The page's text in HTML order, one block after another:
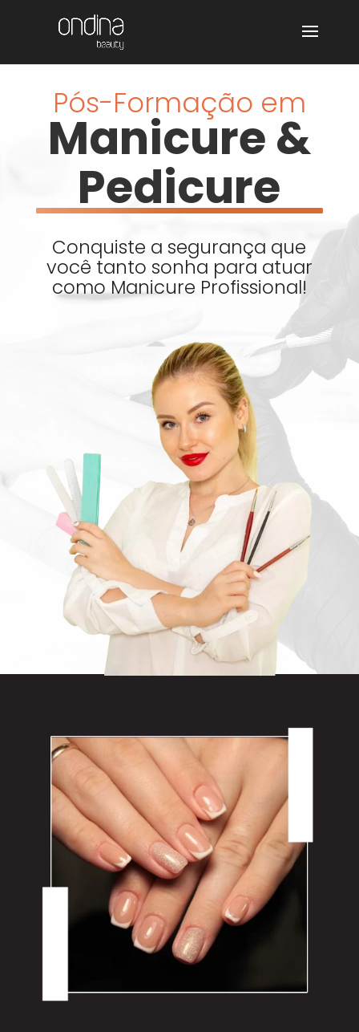
Pós-Formação em
Manicure &
Pedicure
Conquiste a segurança que
você tanto sonha para atuar
como Manicure Profissional!